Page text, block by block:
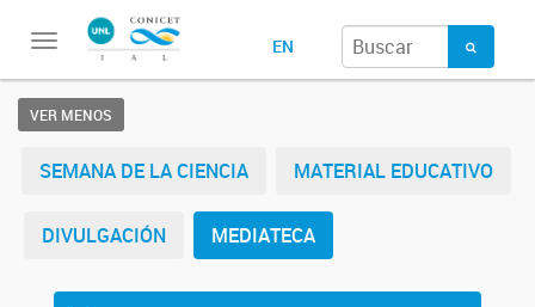
Toggle
EN
VER MENOS
SEMANA DE LA CIENCIA MATERIAL EDUCATIVO
DIVULGACIÓN MEDIATECA